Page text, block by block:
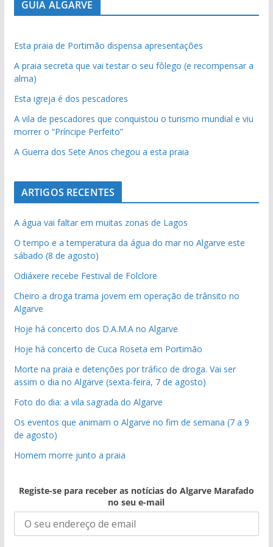
GUIA ALGARVE
Esta praia de Portimão dispensa apresentações
A praia secreta que vai testar o seu fôlego (e recompensar a
alma)
Esta igreja é dos pescadores
A vila de pescadores que conquistou o turismo mundial e viu
morrer o “Príncipe Perfeito”
A Guerra dos Sete Anos chegou a esta praia
ARTIGOS RECENTES
A água vai faltar em muitas zonas de Lagos
O tempo e a temperatura da água do mar no Algarve este
sábado (8 de agosto)
Odiáxere recebe Festival de Folclore
Cheiro a droga trama jovem em operação de trânsito no
Algarve
Hoje há concerto dos D.A.M.A no Algarve
Hoje há concerto de Cuca Roseta em Portimão
Morte na praia e detenções por tráfico de droga. Vai ser
assim o dia no Algarve (sexta-feira, 7 de agosto)
Foto do dia: a vila sagrada do Algarve
Os eventos que animam o Algarve no fim de semana (7 a 9
de agosto)
Homem morre junto a praia
Registe-se para receber as notícias do Algarve Marafado
no seu e-mail